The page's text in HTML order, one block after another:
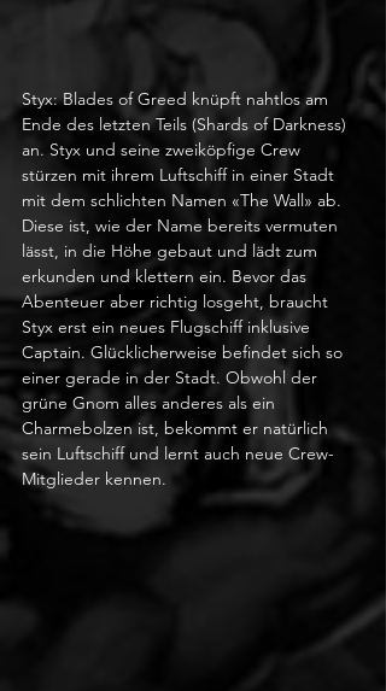
Styx: Blades of Greed knüpft nahtlos am
Ende des letzten Teils (Shards of Darkness)
an. Styx und seine zweiköpfige Crew
stürzen mit ihrem Luftschiff in einer Stadt
mit dem schlichten Namen «The Wall» ab.
Diese ist, wie der Name bereits vermuten
lässt, in die Höhe gebaut und lädt zum
erkunden und klettern ein. Bevor das
Abenteuer aber richtig losgeht, braucht
Styx erst ein neues Flugschiff inklusive
Captain. Glücklicherweise befindet sich so
einer gerade in der Stadt. Obwohl der
grüne Gnom alles anderes als ein
Charmebolzen ist, bekommt er natürlich
sein Luftschiff und lernt auch neue Crew-
Mitglieder kennen.